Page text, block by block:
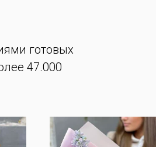
готовых
47.000